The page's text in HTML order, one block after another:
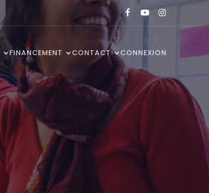
FINANCEMENT CONTACT CONNEXION